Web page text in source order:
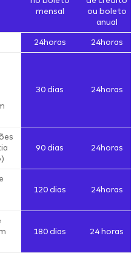
mensal
ou boleto
anual
24horas 24horas
30 dias 24horas
90 dias 24horas
120 dias 24horas
180 dias 24 horas